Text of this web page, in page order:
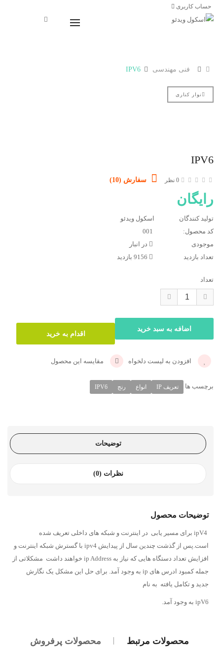
حساب کاربری
فنی مهندسی IPV6
نوار کناری
IPV6
0 نظر سفارش (10)
رایگان
تولید کنندگان
اسکول ویدئو
کد محصول:
موجودی
در انبار
تعداد بازدید
تعداد
افزودن به لیست دلخواه مقایسه این محصول
برچسب ها تعریف IP انواع رنج IPV6
توضیحات
نظرات (0)
توضیحات محصول
ipV4 برای مسیر یابی در اینترنت و شبکه های داخلی تعریف شده
است.پس از گذشت چندین سال از پیدایش ipv4 با گسترش شبکه اینترنت و
افزایش تعداد دستگاه هایی که نیاز به ip Address خواهند داشت مشکلاتی از
جمله کمبود ادرس های ip به وجود آمد. برای حل این مشکل یک نگارش
جدید و تکامل یافته به نام
ipV6 به وجود آمد.
محصولات مرتبط محصولات پرفروش